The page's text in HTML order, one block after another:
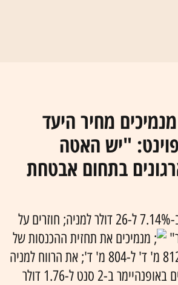
מחיר היעד
"יש האטה
בתחום אבטחת
מחיר היעד הופחת ב-7.14% ל-26 דולר למניה; חוזרים על
מנמיכים את תחזית ההכנסות של
החברה ל-2008 מ-812 מ' ד' ל-804 מ' ד'; את הרווח למניה
לשנת 2008, מנמיכים באופנהיימר ב-2 סנט ל-1.76 דולר